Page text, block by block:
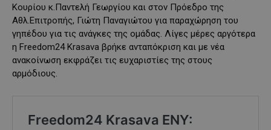
Κουρίου κ.Παντελή Γεωργίου και στον Πρόεδρο της
Αθλ.Επιτροπής, Γιώτη Παναγιώτου για παραχώρηση του
γηπέδου για τις ανάγκες της ομάδας. Λίγες μέρες αργότερα
η Freedom24 Krasava βρήκε ανταπόκριση και με νέα
ανακοίνωση εκφράζει τις ευχαριστίες της στους
αρμόδιους.